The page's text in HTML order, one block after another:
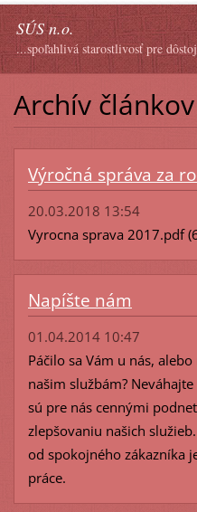
SÚS n.o.
...spoľahlivá starostlivosť pre
Archív článkov
Výročná správa za
20.03.2018 13:54
Vyrocna sprava 2017.pdf
Napíšte nám
01.04.2014 10:47
Páčilo sa Vám u nás,
našim službám?
sú pre nás cennými
zlepšovaniu našich
od spokojného zákazníka
práce.